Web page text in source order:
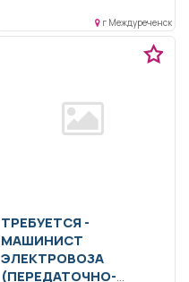
г Междуреченск
ТРЕБУЕТСЯ -
МАШИНИСТ
ЭЛЕКТРОВОЗА
(ПЕРЕДАТОЧНО-